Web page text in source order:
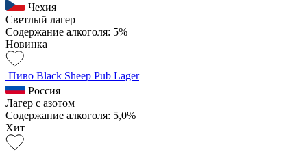
Чехия
Светлый лагер
Содержание алкоголя: 5%
Новинка
Пиво Black Sheep Pub Lager
Россия
Лагер с азотом
Содержание алкоголя: 5,0%
Хит